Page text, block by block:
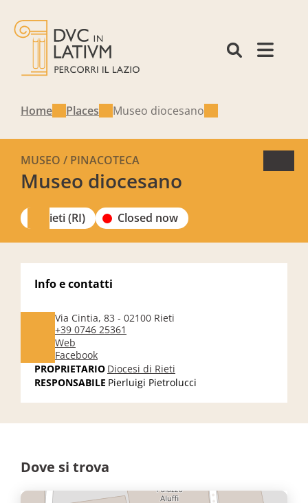
Home Places Museo diocesano
Museo diocesano
MUSEO / PINACOTECA
Rieti (RI) Closed now
Info e contatti
Via Cintia, 83 - 02100 Rieti
Facebook
Web
PROPRIETARIO Diocesi di Rieti
RESPONSABILE Pierluigi Pietrolucci
+39 0746 25361
Dove si trova